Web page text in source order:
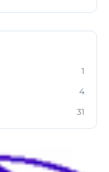
1
4
31